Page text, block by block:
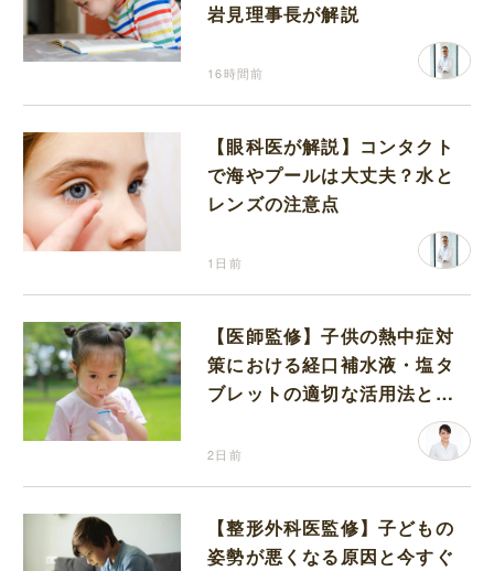
岩見理事長が解説
16時間前
【眼科医が解説】コンタクト
で海やプールは大丈夫？水と
レンズの注意点
1日前
【医師監修】子供の熱中症対
策における経口補水液・塩タ
ブレットの適切な活用法と水
2日前
【整形外科医監修】子どもの
姿勢が悪くなる原因と今すぐ